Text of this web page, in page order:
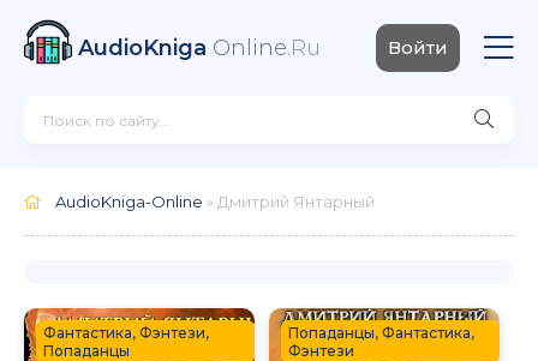
AudioKniga Online.Ru Войти
AudioKniga-Online » Дмитрий Янтарный
Фантастика, Фэнтези,
Попаданцы
Попаданцы, Фантастика,
Фэнтези